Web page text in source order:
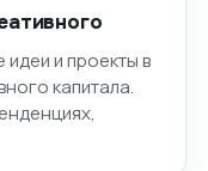
и проекты в
капитала.